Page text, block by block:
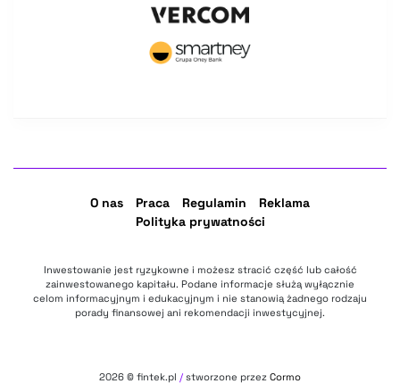
O nas Praca Regulamin
Reklama
Polityka prywatności
Inwestowanie jest ryzykowne i możesz stracić część lub całość
zainwestowanego kapitału. Podane informacje służą wyłącznie
celom informacyjnym i edukacyjnym i nie stanowią żadnego rodzaju
porady finansowej ani rekomendacji inwestycyjnej.
2026 © fintek.pl / stworzone przez Cormo